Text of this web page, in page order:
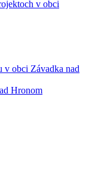
v obci
v obci Závadka nad
Hronom